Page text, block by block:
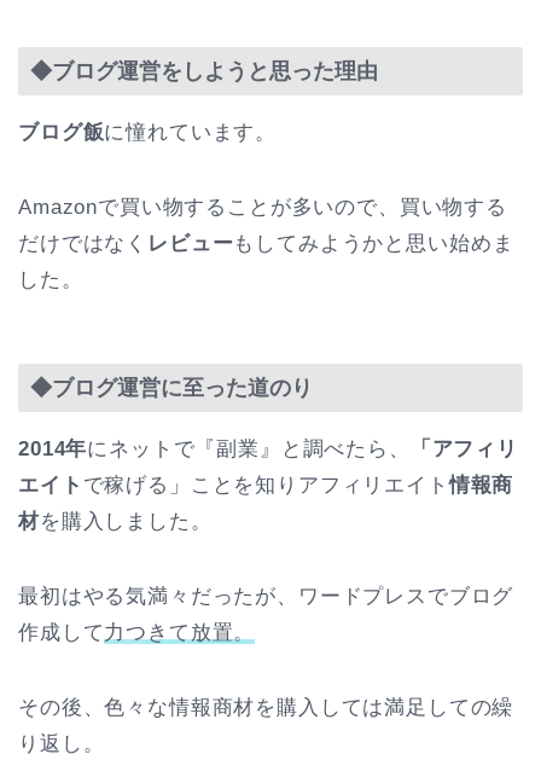
◆ブログ運営をしようと思った理由
ブログ飯に憧れています。
Amazonで買い物することが多いので、買い物する
だけではなく レビューもしてみようかと思い始めま
した。
◆ブログ運営に至った道のり
2014年にネットで『副業』と調べたら、
「アフィリ
エイト で稼げる」ことを知りアフィリエイト情報商
材を購入しました。
最初はやる気満々だったが、ワードプレスでブログ
作成して力つきて放置。
その後、色々な情報商材を購入しては満足しての繰
り返し。